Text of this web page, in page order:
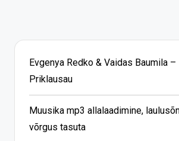
Evgenya Redko & Vaidas Baumila –
Priklausau
Muusika mp3 allalaadimine,
võrgus tasuta